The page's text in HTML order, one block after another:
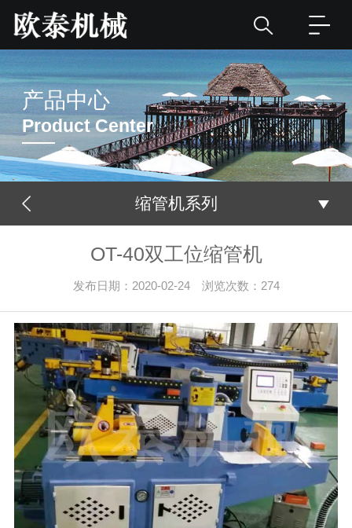
产品中心
Product Center
缩管机系列
OT-40双工位缩管机
发布日期：2020-02-24 浏览次数： 274